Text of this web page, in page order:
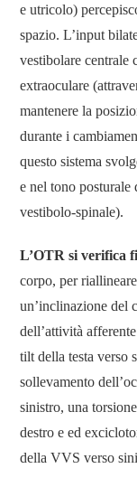
e utricolo)
spazio. L’input
vestibolare centrale
extraoculare
mantenere la
durante i
questo sistema
e nel tono posturale
vestibolo-spinale).
L’OTR si verifica
corpo, per
un’inclinazione del
dell’attività
tilt della testa verso
sollevamento
sinistro, una
destro e ed
della VVS verso